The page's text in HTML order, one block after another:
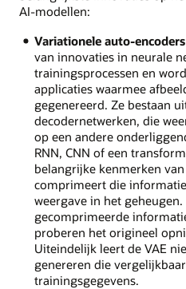
AI-modellen:
Variationele auto-
van innovaties in neurale
trainingsprocessen en
applicaties waarmee
gegenereerd. Ze bestaan
decodernetwerken, die
op een andere
RNN, CNN of een
belangrijke kenmerken
comprimeert die
weergave in het
gecomprimeerde
proberen het origineel
Uiteindelijk leert de VAE
genereren die
trainingsgegevens.